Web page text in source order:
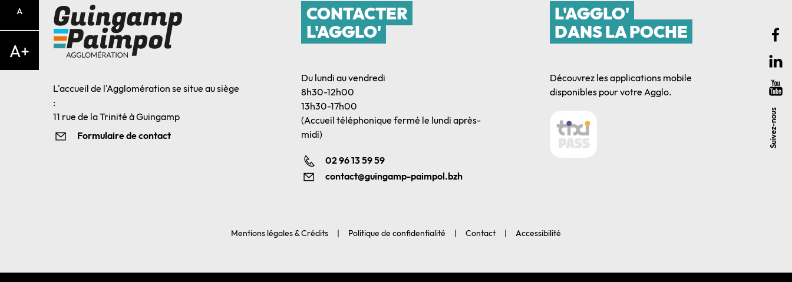
Suivez-nous
A
A+
L'accueil de l'Agglomération se situe au siège
:
11 rue de la Trinité à Guingamp
Formulaire de contact
CONTACTER
L'AGGLO'
Du lundi au vendredi
8h30-12h00
13h30-17h00
(Accueil téléphonique fermé le lundi après-
midi)
02 96 13 59 59
contact@guingamp-paimpol.bzh
L'AGGLO'
DANS LA POCHE
Découvrez les applications mobile
disponibles pour votre Agglo.
Mentions légales & Crédits Politique de confidentialité Contact Accessibilité